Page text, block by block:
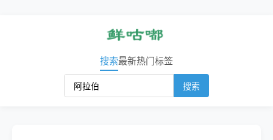
搜索最新热门标签
搜索